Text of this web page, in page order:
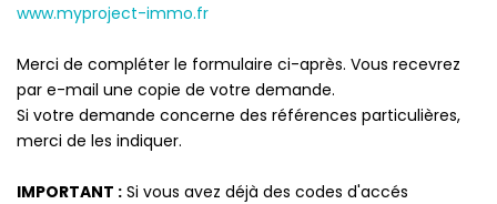
NOS AGENCES
Qui Sommes-Nous
Notre Équipe
Nos Actualités
www.myproject-immo.fr
Merci de compléter le formulaire ci-après. Vous recevrez
par e-mail une copie de votre demande.
Si votre demande concerne des références particulières,
merci de les indiquer.
IMPORTANT : Si vous avez déjà des codes d'accés